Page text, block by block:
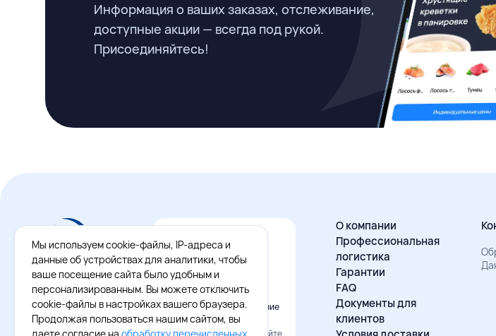
Информация о ваших заказах, отслеживание,
доступные акции — всегда под рукой.
Присоединяйтесь!
Официальное приложение
Восток - Запад
Наведите камеру и скачайте
О компании
Профессиональная
логистика
Гарантии
FAQ
Документы для
клиентов
Мы используем cookie-файлы, IP-адреса и
данные об устройствах для аналитики, чтобы
ваше посещение сайта было удобным и
персонализированным. Вы можете отключить
cookie-файлы в настройках вашего браузера.
Продолжая пользоваться нашим сайтом, вы